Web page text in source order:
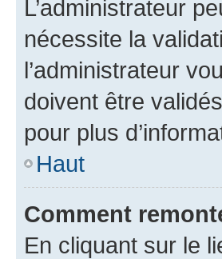
L’administrateur
nécessite la
l’administrateur
doivent être
pour plus
Haut
Comment
En cliquant sur le